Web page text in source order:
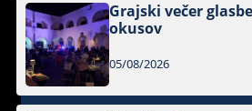
Grajski večer
okusov
05/08/2026